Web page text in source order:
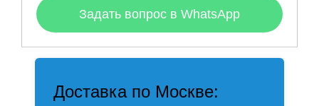
Задать вопрос в WhatsApp
Доставка по Москве: